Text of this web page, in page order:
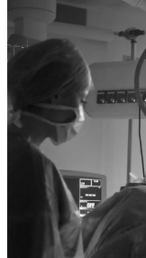
défense des
juridictions
Nous
de soins et
complexes de
d’expertise
analyse
juridiques,
étroite avec